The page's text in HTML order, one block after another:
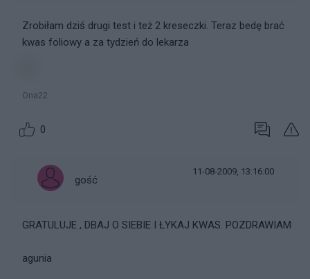
Zrobiłam dziś drugi test i też 2 kreseczki. Teraz bedę brać
kwas foliowy a za tydzień do lekarza
Ona22
0
gość
11-08-2009, 13:16:00
GRATULUJE , DBAJ O SIEBIE I ŁYKAJ KWAS. POZDRAWIAM
agunia